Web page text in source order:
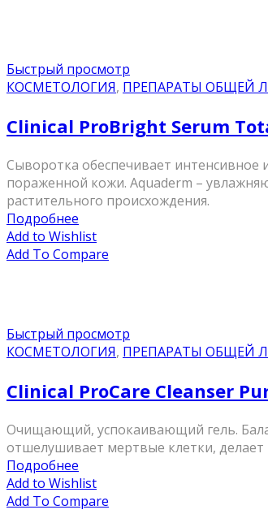
Быстрый просмотр
КОСМЕТОЛОГИЯ, ПРЕПАРАТЫ ОБЩЕЙ
Clinical ProBright Serum
Сыворотка обеспечивает интенсивное
пораженной кожи. Aquaderm –
растительного происхождения.
Подробнее
Add to Wishlist
Add To Compare
Быстрый просмотр
КОСМЕТОЛОГИЯ, ПРЕПАРАТЫ ОБЩЕЙ
Clinical ProCare Cleanser
Очищающий, успокаивающий гель.
отшелушивает мертвые клетки,
Подробнее
Add to Wishlist
Add To Compare